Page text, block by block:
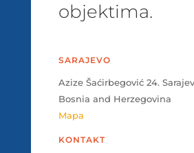
objektima.
SARAJEVO
Azize Šaćirbegović 24.
Bosnia and Herzegovina
Mapa
KONTAKT